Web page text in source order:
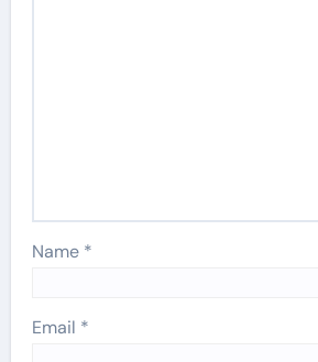
Name *
Email *